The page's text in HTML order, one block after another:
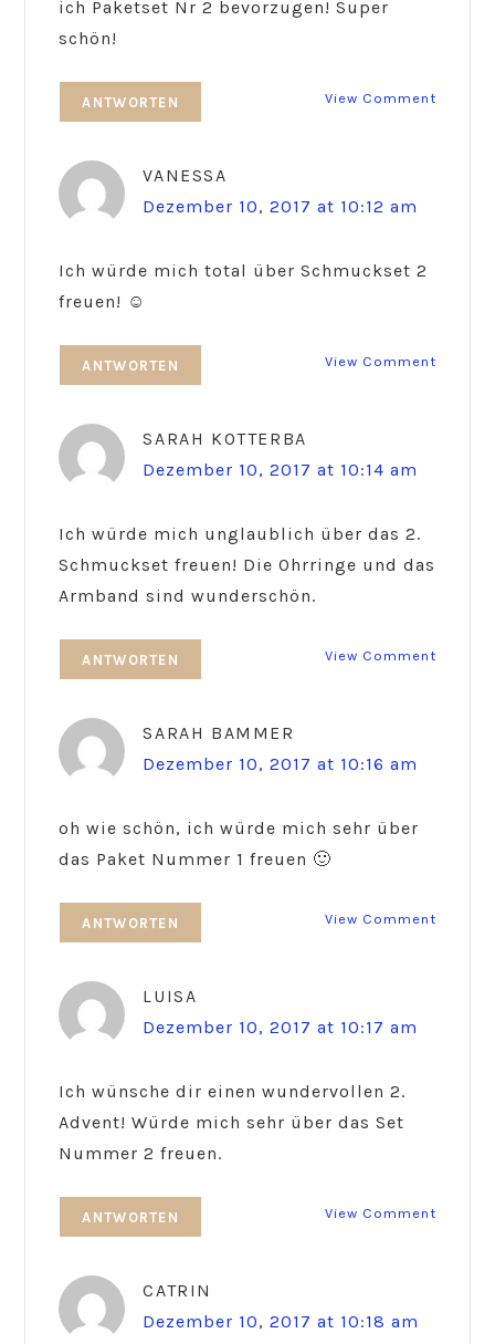
ich Paketset Nr 2 bevorzugen! Super
schön!
View Comment
ANTWORTEN
VANESSA
Dezember 10, 2017 at 10:12 am
Ich würde mich total über Schmuckset 2
freuen! ☺️
View Comment
ANTWORTEN
SARAH KOTTERBA
Dezember 10, 2017 at 10:14 am
Ich würde mich unglaublich über das 2.
Schmuckset freuen! Die Ohrringe und das
Armband sind wunderschön.
View Comment
ANTWORTEN
SARAH BAMMER
Dezember 10, 2017 at 10:16 am
oh wie schön, ich würde mich sehr über
das Paket Nummer 1 freuen 🙂
View Comment
ANTWORTEN
LUISA
Dezember 10, 2017 at 10:17 am
Ich wünsche dir einen wundervollen 2.
Advent! Würde mich sehr über das Set
Nummer 2 freuen.
View Comment
ANTWORTEN
CATRIN
Dezember 10, 2017 at 10:18 am